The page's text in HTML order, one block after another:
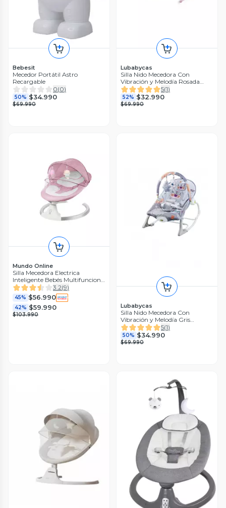
Bebesit
Mecedor Portátil Astro
Recargable
0(0)
50% $34.990
$69.990
Lubabycas
Silla Nido Mecedora Con
Vibración y Melodía Rosada
LuBabycas
5(1)
52% $32.990
$69.990
Mundo Online
Silla Mecedora Electrica
Inteligente Bebés Multifuncion
Rosa
3.2(9)
45% $56.990
42% $59.990
$103.990
Lubabycas
Silla Nido Mecedora Con
Vibración y Melodía Gris
LuBabycas
5(1)
50% $34.990
$69.990